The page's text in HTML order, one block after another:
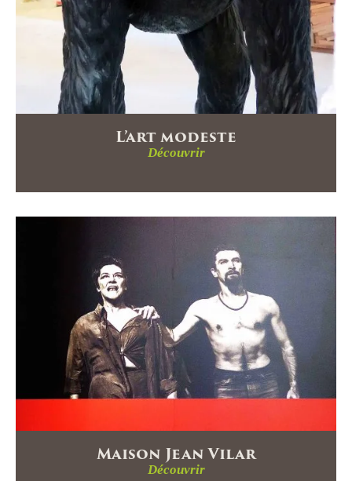
L’art modeste
Découvrir
Maison Jean Vilar
Découvrir